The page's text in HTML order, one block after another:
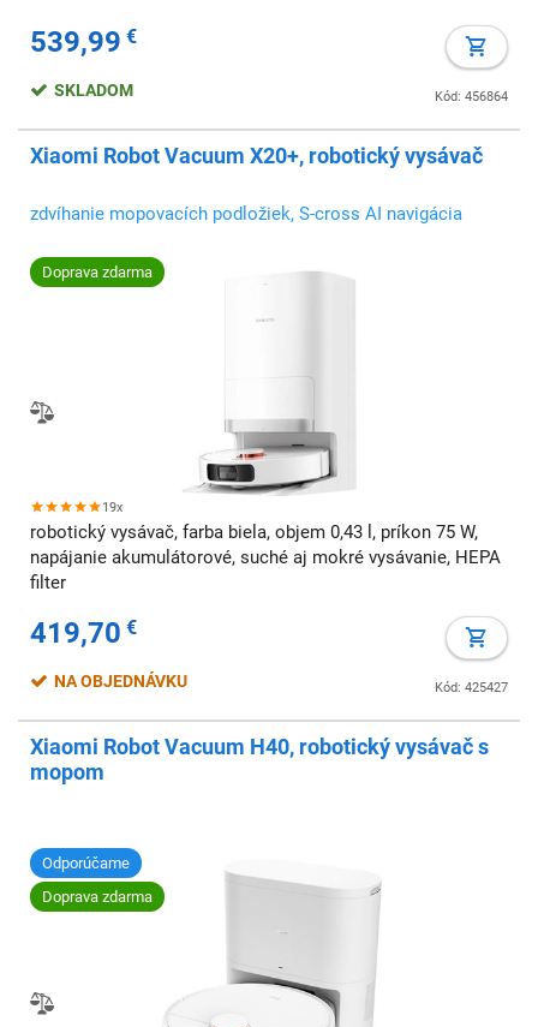
539,99 €
Kód: 456864
SKLADOM
Xiaomi Robot Vacuum X20+, robotický vysávač
zdvíhanie mopovacích podložiek, S-cross AI navigácia
Doprava zdarma
19x
robotický vysávač, farba biela, objem 0,43 l, príkon 75 W,
napájanie akumulátorové, suché aj mokré vysávanie, HEPA
filter
419,70 €
Kód: 425427
NA OBJEDNÁVKU
Xiaomi Robot Vacuum H40, robotický vysávač s
mopom
Odporúčame
Doprava zdarma